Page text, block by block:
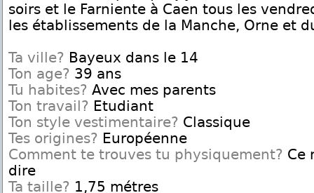
soirs et le Farniente à Caen tous les
les établissements de la Manche, Orne et
Ta ville? Bayeux dans le 14
Ton age? 39 ans
Tu habites? Avec mes parents
Ton travail? Etudiant
Ton style vestimentaire? Classique
Tes origines? Européenne
Comment te trouves tu physiquement? Ce
dire
Ta taille? 1,75 métres